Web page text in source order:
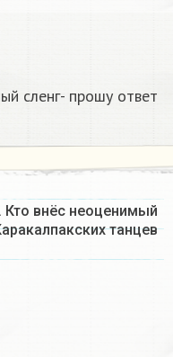
сленг- прошу ответ​
Кто внёс неоценимый
танцев